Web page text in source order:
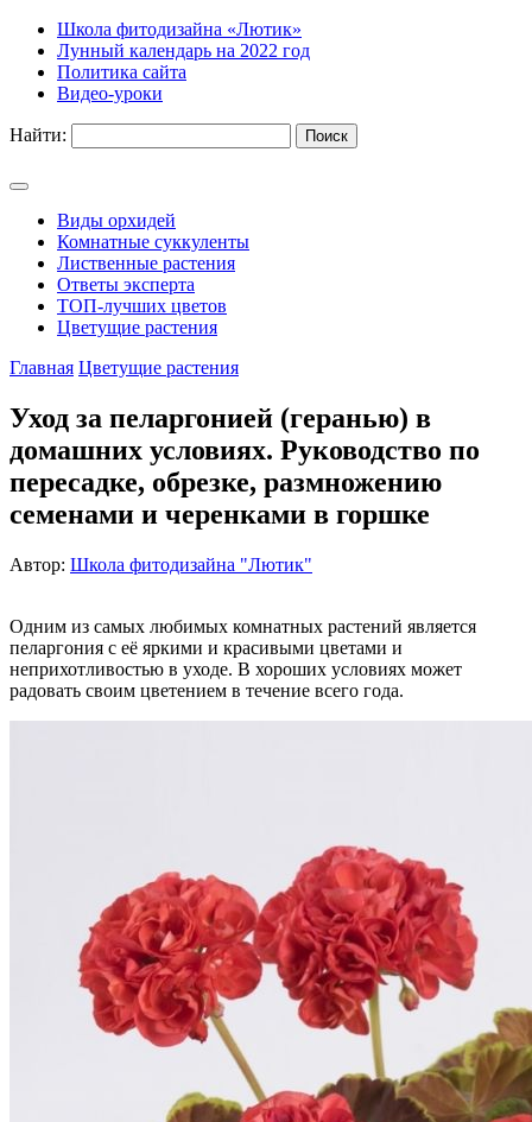
Школа фитодизайна «Лютик»
Лунный календарь на 2022 год
Политика сайта
Видео-уроки
Найти:
Виды орхидей
Комнатные суккуленты
Лиственные растения
Ответы эксперта
ТОП-лучших цветов
Цветущие растения
Главная Цветущие растения
Уход за пеларгонией (геранью) в
домашних условиях. Руководство по
пересадке, обрезке, размножению
семенами и черенками в горшке
Автор: Школа фитодизайна "Лютик"
Одним из самых любимых комнатных растений является
пеларгония с её яркими и красивыми цветами и
неприхотливостью в уходе. В хороших условиях может
радовать своим цветением в течение всего года.